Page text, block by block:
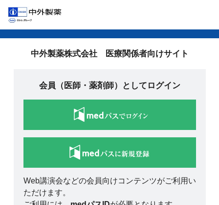
中外製薬株式会社 医療関係者向けサイト
会員（医師・薬剤師）としてログイン
Web講演会などの会員向けコンテンツがご利用い
ただけます。